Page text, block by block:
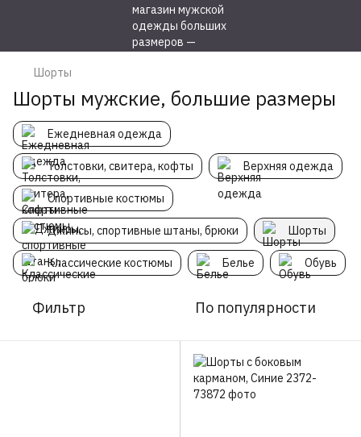
Шорты
Шорты мужские, большие размеры
Ежедневная одежда
Толстовки, свитера, кофты Верхняя одежда
Спортивные костюмы
Джинсы, спортивные штаны, брюки Шорты
Классические костюмы Белье Обувь
Фильтр По популярности